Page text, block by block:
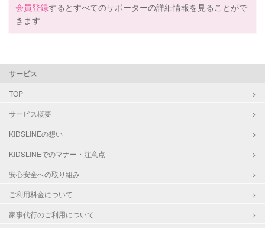
会員登録するとすべてのサポーターの詳細情報を見ることがで
きます
サービス
TOP
サービス概要
KIDSLINEの想い
KIDSLINEでのマナー・注意点
安心安全への取り組み
ご利用料金について
家事代行のご利用について